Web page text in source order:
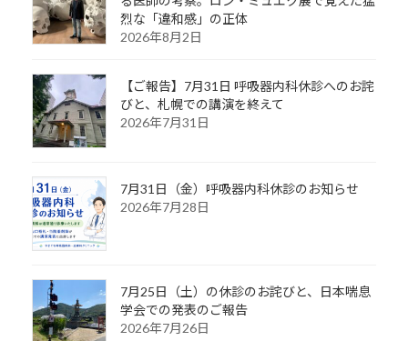
烈な「違和感」の正体
2026年8月2日
【ご報告】7月31日 呼吸器内科休診へのお詫
びと、札幌での講演を終えて
2026年7月31日
7月31日（金）呼吸器内科休診のお知らせ
2026年7月28日
7月25日（土）の休診のお詫びと、日本喘息
学会での発表のご報告
2026年7月26日